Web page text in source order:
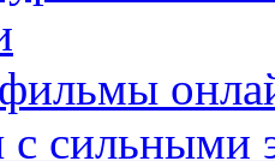
сильными